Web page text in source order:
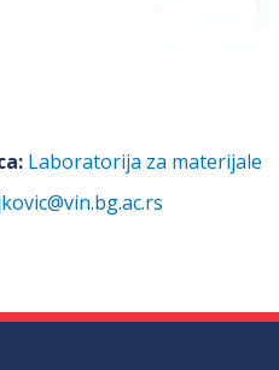
Laboratorija za materijale